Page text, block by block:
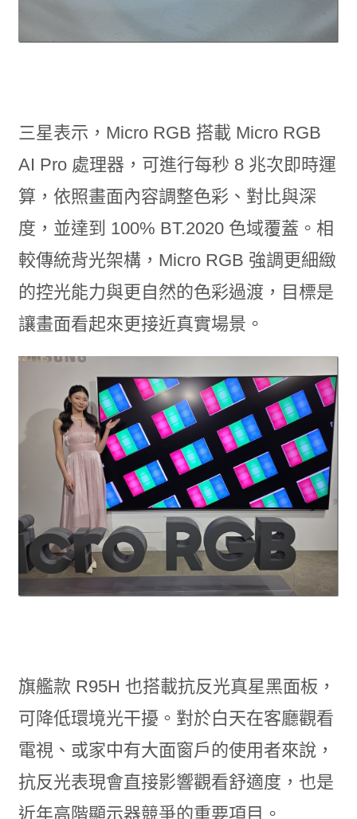
三星表示，Micro RGB 搭載 Micro RGB
AI Pro 處理器，可進行每秒 8 兆次即時運
算，依照畫面內容調整色彩、對比與深
度，並達到 100% BT.2020 色域覆蓋。相
較傳統背光架構，Micro RGB 強調更細緻
的控光能力與更自然的色彩過渡，目標是
讓畫面看起來更接近真實場景。
旗艦款 R95H 也搭載抗反光真星黑面板，
可降低環境光干擾。對於白天在客廳觀看
電視、或家中有大面窗戶的使用者來說，
抗反光表現會直接影響觀看舒適度，也是
近年高階顯示器競爭的重要項目。